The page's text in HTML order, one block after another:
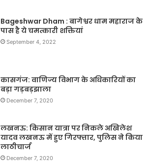
Bageshwar Dham : बागेश्वर धाम महाराज के
पास है ये चमत्कारी शक्तियां
September 4, 2022
कासगंज: वाणिज्य विभाग के अधिकारियों का
बड़ा गड़बड़झाला
December 7, 2020
लखनऊ: किसान यात्रा पर निकले अखिलेश
यादव लखनऊ में हुए गिरफ्तार, पुलिस ने किया
लाठीचार्ज
December 7, 2020